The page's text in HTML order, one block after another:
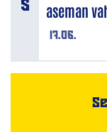
17.06.
aseman